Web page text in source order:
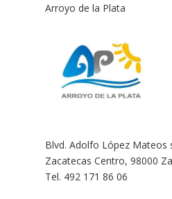
Arroyo de la Plata
Blvd. Adolfo López Mateos
Zacatecas Centro, 98000
Tel. 492 171 86 06